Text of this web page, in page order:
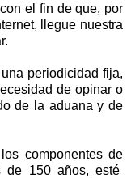
el fin de que, por
llegue nuestra
periodicidad fija,
de opinar o
de la aduana y de
componentes de
de 150 años, esté